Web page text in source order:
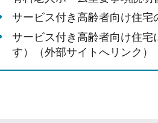
サービス付き高齢者向け住宅
サービス付き高齢者向け住宅
す）（外部サイトへリンク）